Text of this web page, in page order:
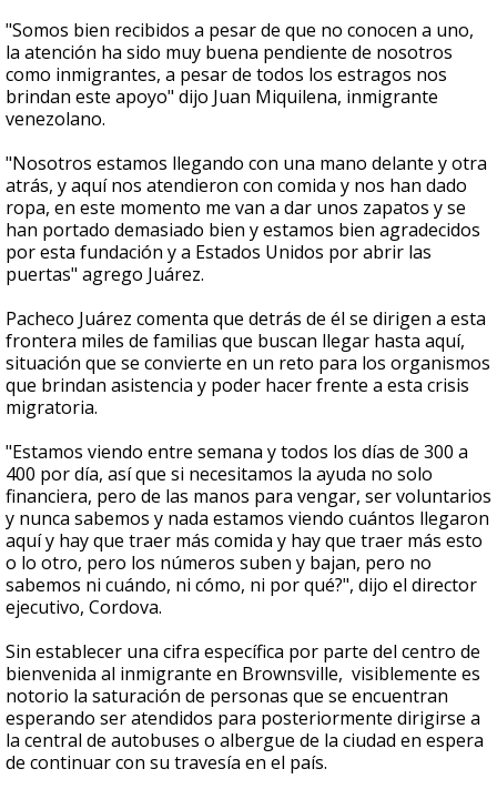
"Somos bien recibidos a pesar de que no conocen a uno,
la atención ha sido muy buena pendiente de nosotros
como inmigrantes, a pesar de todos los estragos nos
brindan este apoyo" dijo Juan Miquilena, inmigrante
venezolano.
"Nosotros estamos llegando con una mano delante y otra
atrás, y aquí nos atendieron con comida y nos han dado
ropa, en este momento me van a dar unos zapatos y se
han portado demasiado bien y estamos bien agradecidos
por esta fundación y a Estados Unidos por abrir las
puertas" agrego Juárez.
Pacheco Juárez comenta que detrás de él se dirigen a esta
frontera miles de familias que buscan llegar hasta aquí,
situación que se convierte en un reto para los organismos
que brindan asistencia y poder hacer frente a esta crisis
migratoria.
"Estamos viendo entre semana y todos los días de 300 a
400 por día, así que si necesitamos la ayuda no solo
financiera, pero de las manos para vengar, ser voluntarios
y nunca sabemos y nada estamos viendo cuántos llegaron
aquí y hay que traer más comida y hay que traer más esto
o lo otro, pero los números suben y bajan, pero no
sabemos ni cuándo, ni cómo, ni por qué?", dijo el director
ejecutivo, Cordova.
Sin establecer una cifra específica por parte del centro de
bienvenida al inmigrante en Brownsville, visiblemente es
notorio la saturación de personas que se encuentran
esperando ser atendidos para posteriormente dirigirse a
la central de autobuses o albergue de la ciudad en espera
de continuar con su travesía en el país.